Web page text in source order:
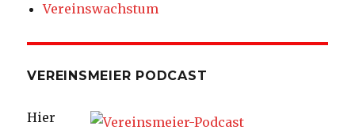
Vereinswachstum
VEREINSMEIER PODCAST
Hier